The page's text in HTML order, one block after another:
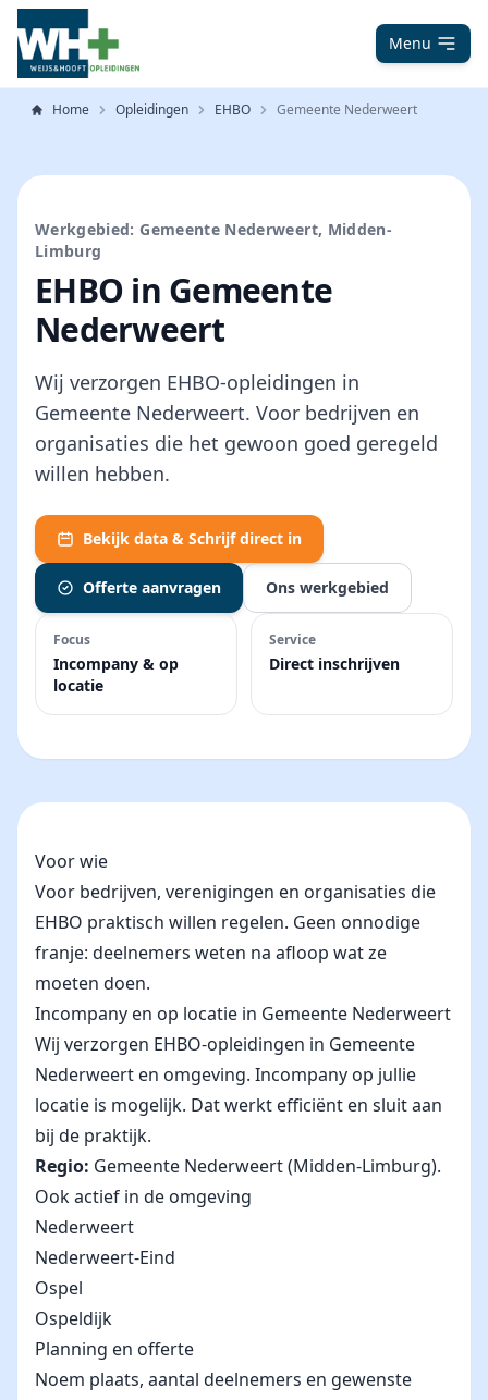
Menu
Home Opleidingen EHBO Gemeente Nederweert
Werkgebied: Gemeente Nederweert, Midden-
Limburg
EHBO in Gemeente
Nederweert
Wij verzorgen EHBO-opleidingen in
Gemeente Nederweert. Voor bedrijven en
organisaties die het gewoon goed geregeld
willen hebben.
Bekijk data & Schrijf direct in
Offerte aanvragen Ons werkgebied
Focus
Incompany & op
locatie
Service
Direct inschrijven
Voor wie
Voor bedrijven, verenigingen en organisaties die
EHBO praktisch willen regelen. Geen onnodige
franje: deelnemers weten na afloop wat ze
moeten doen.
Incompany en op locatie in Gemeente Nederweert
Wij verzorgen EHBO-opleidingen in Gemeente
Nederweert en omgeving. Incompany op jullie
locatie is mogelijk. Dat werkt efficiënt en sluit aan
bij de praktijk.
Regio: Gemeente Nederweert (Midden-Limburg).
Ook actief in de omgeving
Nederweert
Nederweert-Eind
Ospel
Ospeldijk
Planning en offerte
Noem plaats, aantal deelnemers en gewenste